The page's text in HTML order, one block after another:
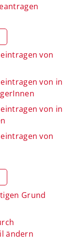
von
von in
von in
von
Grund
ändern